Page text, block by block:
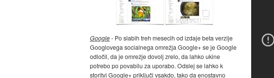
Google- Po slabih treh mesecih od izdaje beta verzije
Googlovega socialnega omrežja Google+ se je Google
odločil, da je omrežje dovolj zrelo, da lahko ukine
potrebo po povabilu za uporabo. Odslej se lahko k
storitvi Google+ priključi vsakdo, tako da enostavno